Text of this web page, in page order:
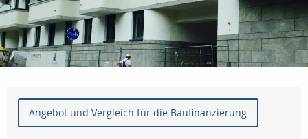
Angebot und Vergleich für die Baufinanzierung